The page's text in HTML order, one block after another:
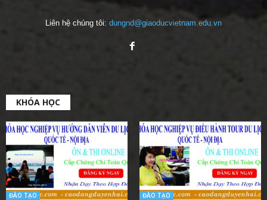
Liên hệ chúng tôi: dungnd@giaoducvietnam.edu.vn
KHÓA HỌC
ĐÀO TẠO ĐÀO TẠO